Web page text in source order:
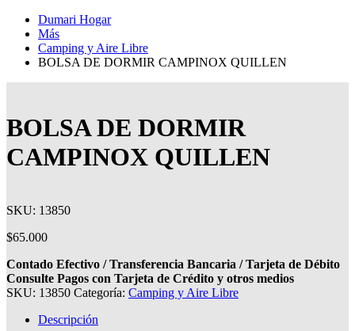
Dumari Hogar
Más
Camping y Aire Libre
BOLSA DE DORMIR CAMPINOX QUILLEN
BOLSA DE DORMIR
CAMPINOX QUILLEN
SKU: 13850
$65.000
Contado Efectivo / Transferencia Bancaria / Tarjeta de Débito
Consulte Pagos con Tarjeta de Crédito y otros medios
SKU: 13850 Categoría: Camping y Aire Libre
Descripción